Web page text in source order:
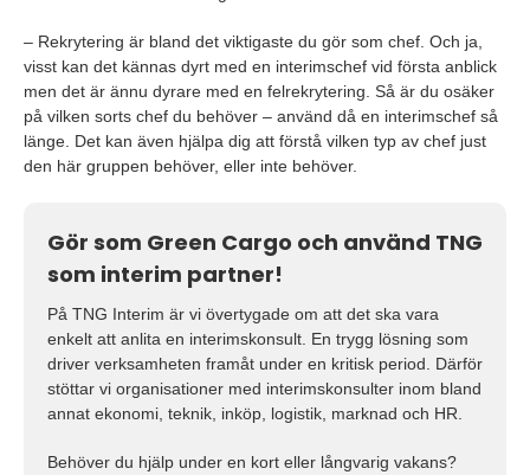
– Rekrytering är bland det viktigaste du gör som chef. Och ja,
visst kan det kännas dyrt med en interimschef vid första anblick
men det är ännu dyrare med en felrekrytering. Så är du osäker
på vilken sorts chef du behöver – använd då en interimschef så
länge. Det kan även hjälpa dig att förstå vilken typ av chef just
den här gruppen behöver, eller inte behöver.
Gör som Green Cargo och använd TNG
som interim partner!
På TNG Interim är vi övertygade om att det ska vara
enkelt att anlita en interimskonsult. En trygg lösning som
driver verksamheten framåt under en kritisk period. Därför
stöttar vi organisationer med interimskonsulter inom bland
annat ekonomi, teknik, inköp, logistik, marknad och HR.
Behöver du hjälp under en kort eller långvarig vakans?